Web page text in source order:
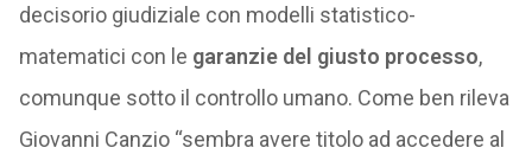
decisorio giudiziale con modelli statistico-
matematici con le garanzie del giusto processo,
comunque sotto il controllo umano. Come ben rileva
Giovanni Canzio “sembra avere titolo ad accedere al